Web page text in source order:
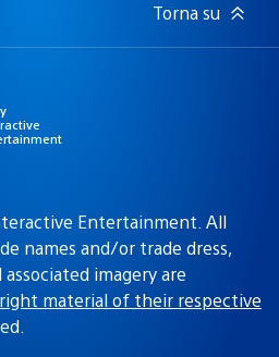
Torna su
Entertainment. All
names and/or trade dress,
imagery are
material of their respective